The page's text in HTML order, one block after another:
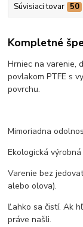
Súvisiaci tovar 50
Kompletné
Hrniec na varenie,
povlakom PTFE s
povrchu.
Mimoriadna
Ekologická
Varenie bez
alebo olova).
Ľahko sa čistí. Ak
práve našli.